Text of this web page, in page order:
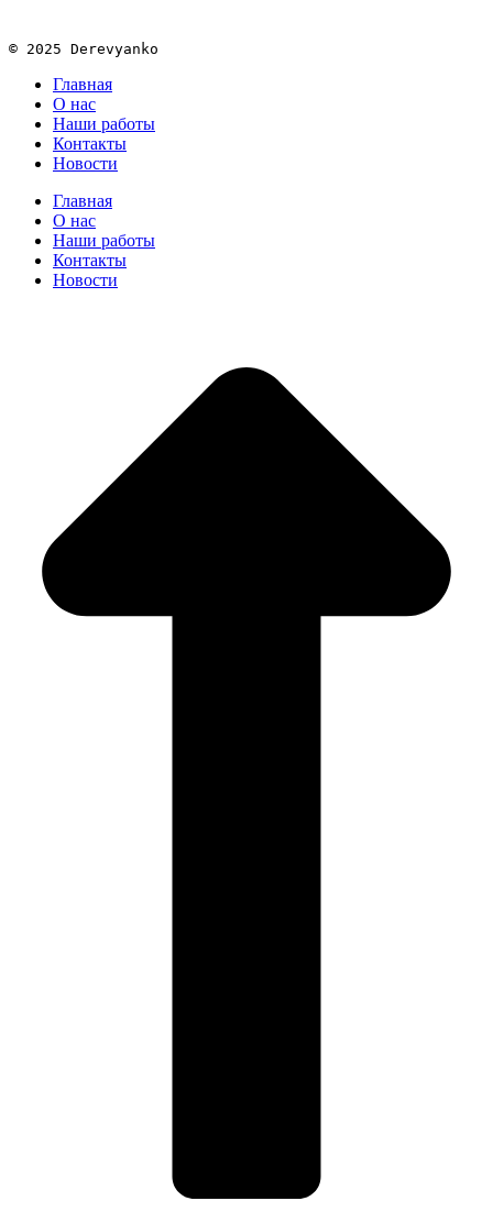
© 2025 Derevyanko
Главная
О нас
Наши работы
Контакты
Новости
Главная
О нас
Наши работы
Контакты
Новости